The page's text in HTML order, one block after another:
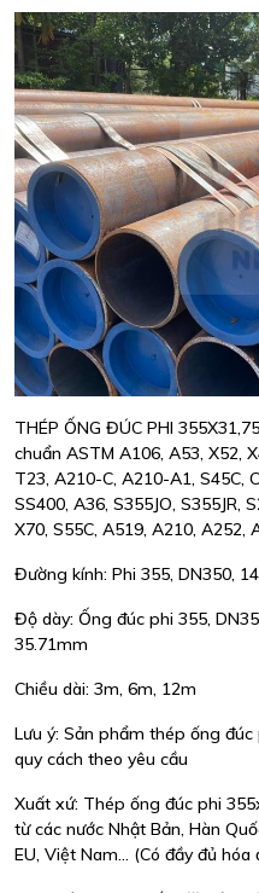
THÉP ỐNG ĐÚC PHI
chuẩn ASTM A106, A53, X52,
T23, A210-C, A210-A1, S45C,
SS400, A36, S355JO, S355JR,
X70, S55C, A519, A210, A252,
Đường kính: Phi 355, DN350,
Độ dày: Ống đúc phi 355,
35.71mm
Chiều dài: 3m, 6m, 12m
Lưu ý: Sản phẩm thép ống
quy cách theo yêu cầu
Xuất xứ: Thép ống đúc phi
từ các nước Nhật Bản, Hàn
EU, Việt Nam... (Có đầy đủ hóa